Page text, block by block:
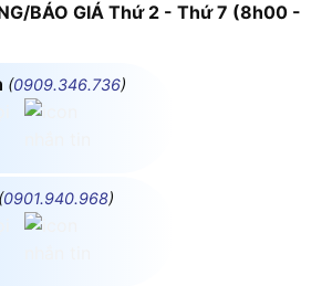
BÁO GIÁ Thứ 2 - Thứ 7 (8h00 -
(0909.346.736)
(0901.940.968)